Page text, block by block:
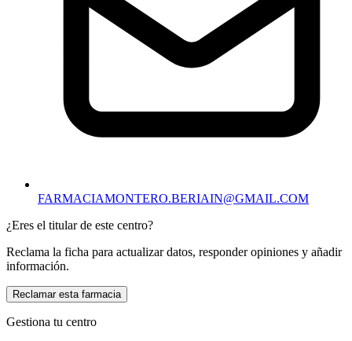
FARMACIAMONTERO.BERIAIN@GMAIL.COM
¿Eres el titular de este centro?
Reclama la ficha para actualizar datos, responder opiniones y añadir
información.
Reclamar esta farmacia
Gestiona tu centro